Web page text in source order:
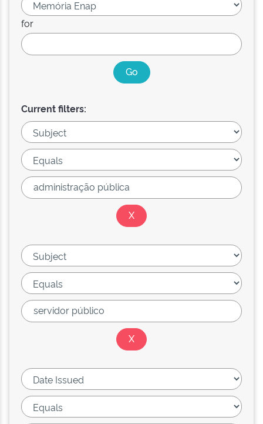
for
Current filters: